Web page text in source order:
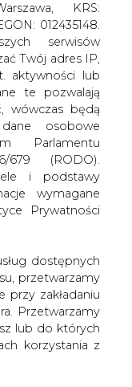
dostępnych
przetwarzamy
zakładaniu
Przetwarzamy
lub do których
korzystania z
Twoich
i podstawy
informacje
w Polityce
(
tym linkiem
usług mogą
na różnych
danych
i praw,
zgody
Twoich
bezwzględnie
do
W
są
elektrycznej
-
na
się dopiero
dane
kilka